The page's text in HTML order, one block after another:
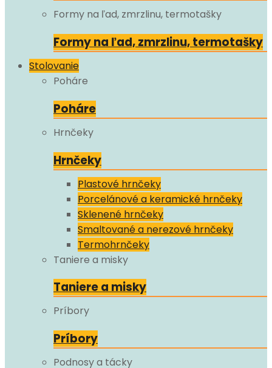
Formy na ľad, zmrzlinu, termotašky
Formy na ľad, zmrzlinu, termotašky
Stolovanie
Poháre
Poháre
Hrnčeky
Hrnčeky
Plastové hrnčeky
Porcelánové a keramické hrnčeky
Sklenené hrnčeky
Smaltované a nerezové hrnčeky
Termohrnčeky
Taniere a misky
Taniere a misky
Príbory
Príbory
Podnosy a tácky